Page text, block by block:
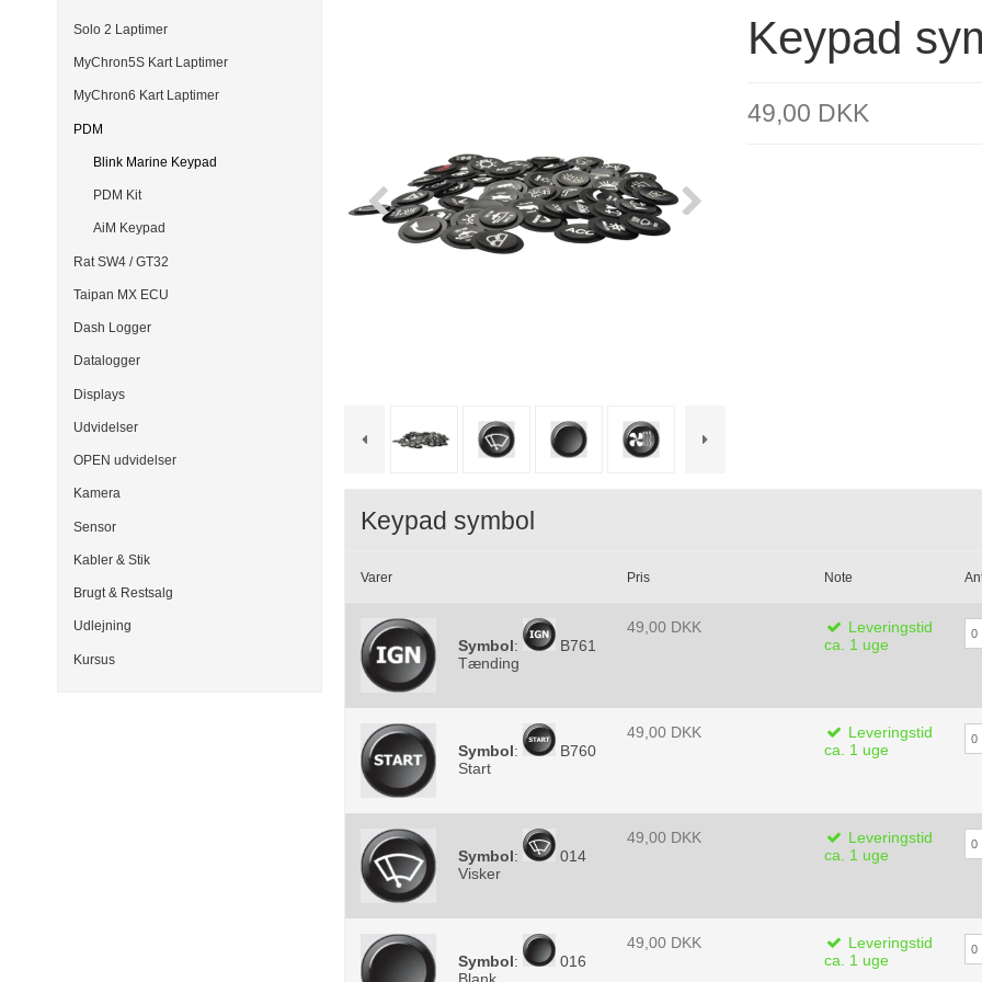
Solo 2 Laptimer
MyChron5S Kart Laptimer
MyChron6 Kart Laptimer
PDM
Blink Marine Keypad
PDM Kit
AiM Keypad
Rat SW4 / GT32
Taipan MX ECU
Dash Logger
Datalogger
Displays
Udvidelser
OPEN udvidelser
Kamera
Sensor
Kabler & Stik
Brugt & Restsalg
Udlejning
Kursus
Keypad
49,00 DKK
Keypad symbol
Varer Pris Note
Symbol:
B761
Tænding
49,00 DKK
Leveringstid
ca. 1 uge
Symbol:
B760
Start
49,00 DKK
Leveringstid
ca. 1 uge
Symbol:
014
Visker
49,00 DKK
Leveringstid
ca. 1 uge
Symbol:
016
49,00 DKK
Leveringstid
ca. 1 uge